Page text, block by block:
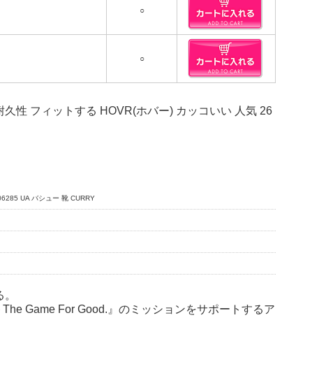
○
○
性 フィットする HOVR(ホバー) カッコいい 人気 26
UA バシュー 靴 CURRY
Game For Good.』のミッションをサポートするア